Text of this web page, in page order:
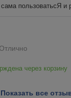
пользоватьсЯ и
Отлично
через корзину
Показать все